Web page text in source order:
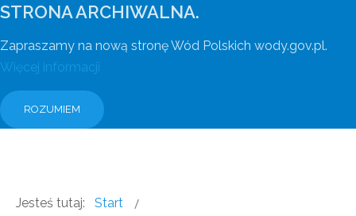
STRONA ARCHIWALNA.
Zapraszamy na nową stronę Wód Polskich wody.gov.pl.
Więcej informacji
ROZUMIEM
Jesteś tutaj:
Start